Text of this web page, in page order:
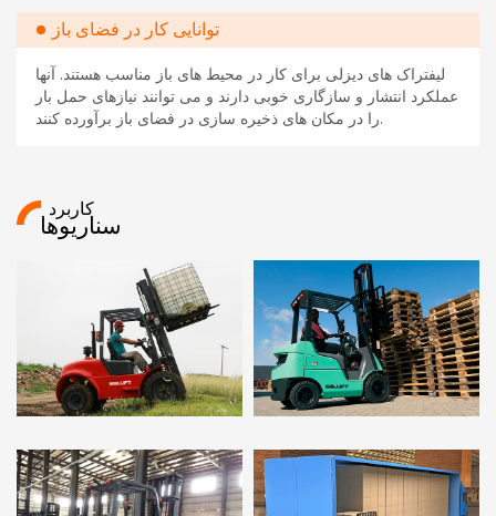
توانایی کار در فضای باز
لیفتراک های دیزلی برای کار در محیط های باز مناسب هستند. آنها
عملکرد انتشار و سازگاری خوبی دارند و می توانند نیازهای حمل بار
را در مکان های ذخیره سازی در فضای باز برآورده کنند.
کاربرد
سناریوها